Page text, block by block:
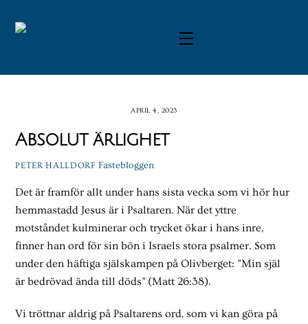
Menu
APRIL 4, 2023
Absolut ärlighet
PETER HALLDORF Fastebloggen
Det är framför allt under hans sista vecka som vi hör hur
hemmastadd Jesus är i Psaltaren. När det yttre
motståndet kulminerar och trycket ökar i hans inre,
finner han ord för sin bön i Israels stora psalmer. Som
under den häftiga själskampen på Olivberget: ”Min själ
är bedrövad ända till döds” (Matt 26:38).
Vi tröttnar aldrig på Psaltarens ord, som vi kan göra på